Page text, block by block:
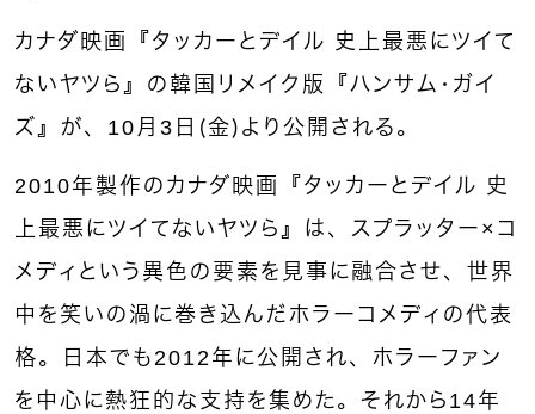
カナダ映画『タッカーとデイル 史上最悪にツイて
ないヤツら』の韓国リメイク版『ハンサム・ガイ
ズ』が、10月3日（金）より公開される。
2010年製作のカナダ映画『タッカーとデイル 史
上最悪にツイてないヤツら』は、スプラッター×コ
メディという異色の要素を見事に融合させ、世界
中を笑いの渦に巻き込んだホラーコメディの代表
格。日本でも2012年に公開され、ホラーファン
を中心に熱狂的な支持を集めた。それから14年